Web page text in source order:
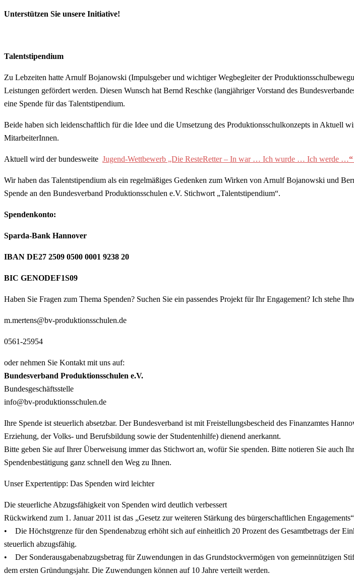
Unterstützen Sie unsere Initiative!
Talentstipendium
Zu Lebzeiten hatte Arnulf Bojanowski (Impulsgeber und wichtiger Wegbegleiter der
Leistungen gefördert werden. Diesen Wunsch hat Bernd Reschke (langjähriger Vorstand des
eine Spende für das Talentstipendium.
Beide haben sich leidenschaftlich für die Idee und die Umsetzung des Produktionsschulkonzepts in Aktuell
MitarbeiterInnen.
Aktuell wird der bundesweite Jugend-Wettbewerb „Die ResteRetter – In war … Ich wurde … Ich werde …“
Wir haben das Talentstipendium als ein regelmäßiges Gedenken zum Wirken von Arnulf Bojanowski und
Spende an den Bundesverband Produktionsschulen e.V. Stichwort „Talentstipendium“.
Spendenkonto:
Sparda-Bank Hannover
IBAN DE27 2509 0500 0001 9238 20
BIC GENODEF1S09
Haben Sie Fragen zum Thema Spenden? Suchen Sie ein passendes Projekt für Ihr Engagement? Ich stehe
m.mertens@bv-produktionsschulen.de
0561-25954
oder nehmen Sie Kontakt mit uns auf:
Bundesverband Produktionsschulen e.V.
Bundesgeschäftsstelle
info@bv-produktionsschulen.de
Ihre Spende ist steuerlich absetzbar. Der Bundesverband ist mit Freistellungsbescheid des Finanzamtes
Erziehung, der Volks- und Berufsbildung sowie der Studentenhilfe) dienend anerkannt.
Bitte geben Sie auf Ihrer Überweisung immer das Stichwort an, wofür Sie spenden. Bitte notieren Sie auch
Spendenbestätigung ganz schnell den Weg zu Ihnen.
Unser Expertentipp: Das Spenden wird leichter
Die steuerliche Abzugsfähigkeit von Spenden wird deutlich verbessert
Rückwirkend zum 1. Januar 2011 ist das „Gesetz zur weiteren Stärkung des bürgerschaftlichen
• Die Höchstgrenze für den Spendenabzug erhöht sich auf einheitlich 20 Prozent des Gesamtbetrags der
steuerlich abzugsfähig.
• Der Sonderausgabenabzugsbetrag für Zuwendungen in das Grundstockvermögen von gemeinnützigen
dem ersten Gründungsjahr. Die Zuwendungen können auf 10 Jahre verteilt werden.